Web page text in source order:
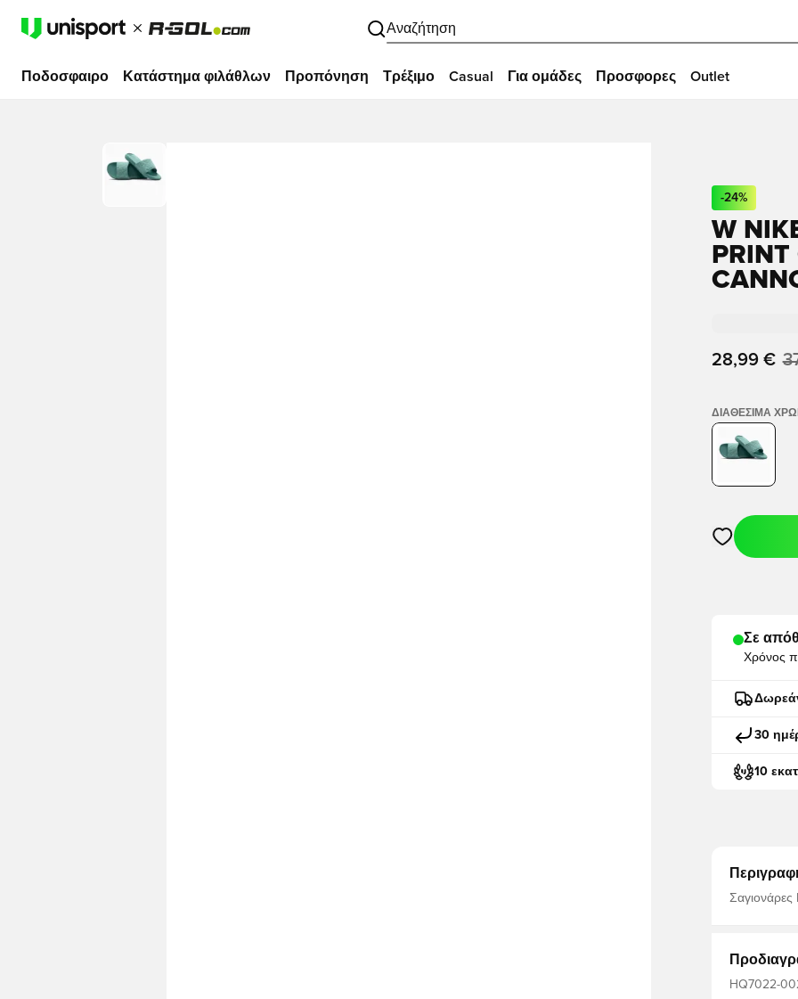
Αναζήτηση
Ποδοσφαιρο Κατάστημα φιλάθλων Προπόνηση Τρέξιμο Casual Για ομάδες Προσφορες Outlet
-24%
W
28,99 €
ΔΙΑΘΈΣΙΜΑ
Ανοίγει ένα
Σε
Χρόνος
30
10
Σαγιονάρες
HQ7022-